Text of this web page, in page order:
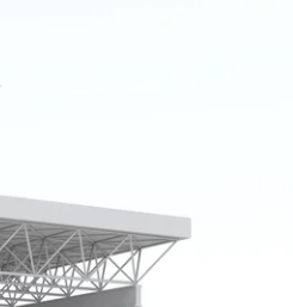
Ihrer Kunden.
nicht – aufhalten. Dies